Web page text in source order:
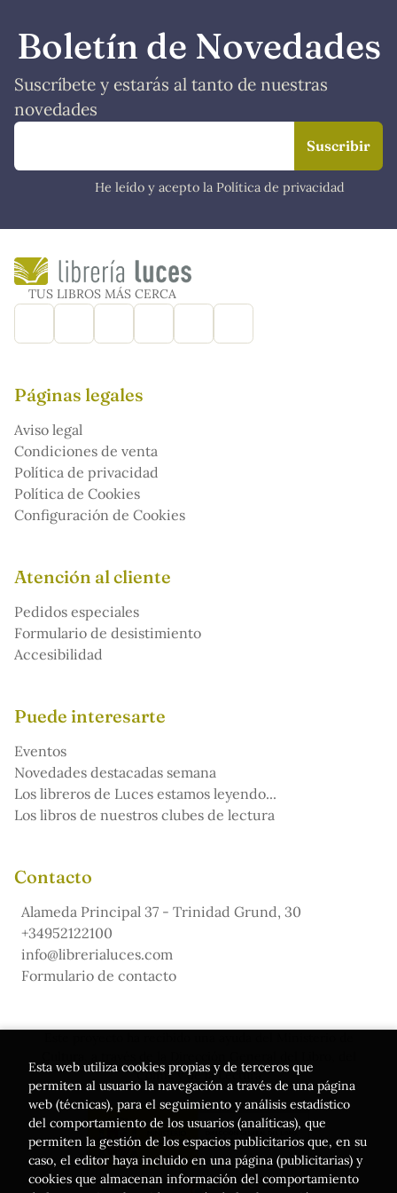
Boletín de Novedades
Suscríbete y estarás al tanto de nuestras
novedades
He leído y acepto la Política de privacidad
TUS LIBROS MÁS CERCA
Páginas legales
Aviso legal
Condiciones de venta
Política de privacidad
Política de Cookies
Configuración de Cookies
Atención al cliente
Pedidos especiales
Formulario de desistimiento
Accesibilidad
Puede interesarte
Eventos
Novedades destacadas semana
Los libreros de Luces estamos leyendo...
Los libros de nuestros clubes de lectura
Contacto
Alameda Principal 37 - Trinidad Grund, 30
+34952122100
info@librerialuces.com
Formulario de contacto
Cómic y de la Lectura
Esta web utiliza cookies propias y de terceros que
permiten al usuario la navegación a través de una página
web (técnicas), para el seguimiento y análisis estadístico
del comportamiento de los usuarios (analíticas), que
permiten la gestión de los espacios publicitarios que, en su
caso, el editor haya incluido en una página (publicitarias) y
cookies que almacenan información del comportamiento